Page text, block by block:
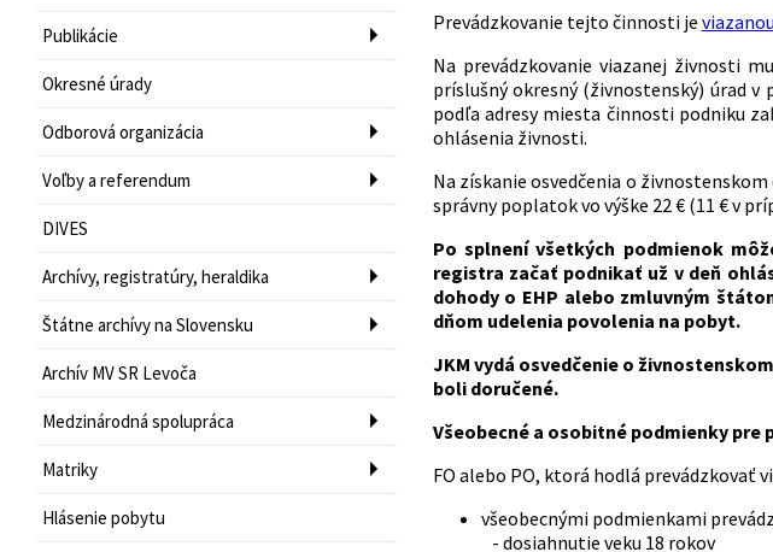
Publikácie
Okresné úrady
Odborová organizácia
Voľby a referendum
DIVES
Archívy, registratúry, heraldika
Štátne archívy na Slovensku
Archív MV SR Levoča
Medzinárodná spolupráca
Matriky
Hlásenie pobytu
Prevádzkovanie tejto činnosti je
Na prevádzkovanie viazanej živnosti
príslušný okresný (živnostenský) úrad
podľa adresy miesta činnosti podniku
ohlásenia živnosti.
Na získanie osvedčenia o
správny poplatok vo výške 22 € (11 € v
Po splnení všetkých podmienok
registra začať podnikať už v deň
dohody o EHP alebo zmluvným
dňom udelenia povolenia na pobyt.
JKM vydá osvedčenie o
boli doručené.
Všeobecné a osobitné podmienky pre
FO alebo PO, ktorá hodlá prevádzkovať
všeobecnými podmienkami
- dosiahnutie veku 18 rokov